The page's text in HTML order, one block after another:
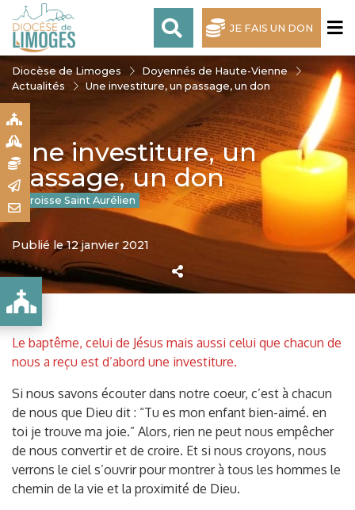
JE FAIS UN DON
Diocèse de Limoges
Doyennés de Haute-Vienne
Actualités
Une investiture, un passage, un don
Une investiture, un
passage, un don
Paroisse Saint Aurélien
Publié le 12 janvier 2021
Le baptême, celui de Jésus mais aussi celui que chacun de
nous a reçu est d’abord une investiture.
Si nous savons écouter dans notre coeur, c’est à chacun
de nous que Dieu dit : “Tu es mon enfant bien-aimé. en
toi je trouve ma joie.” Alors, rien ne peut nous empêcher
de nous convertir et de croire. Et si nous croyons, nous
verrons le ciel s’ouvrir pour montrer à tous les hommes le
chemin de la vie et la proximité de Dieu.